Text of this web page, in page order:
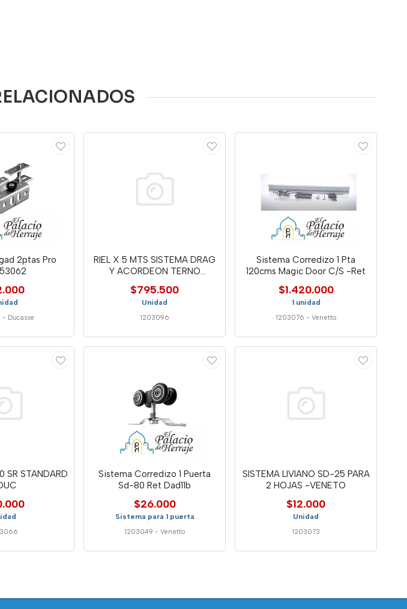
2ptas Pro
- Ducasse
RIEL X 5 MTS SISTEMA DRAG
Y ACORDEON TERNO
SCORREV
$795.500
Unidad
1203096
Sistema Corredizo 1 Pta
120cms Magic Door C/S -Ret
$1.420.000
1 unidad
1203076 - Venetto
SR STANDARD
Sistema Corredizo 1 Puerta
Sd-80 Ret Dad11b
$26.000
Sistema para 1 puerta
1203049 - Venetto
SISTEMA LIVIANO SD-25 PARA
2 HOJAS -VENETO
$12.000
Unidad
1203073